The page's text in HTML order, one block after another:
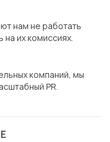
нам не работать
на их комиссиях.
компаний, мы
PR.